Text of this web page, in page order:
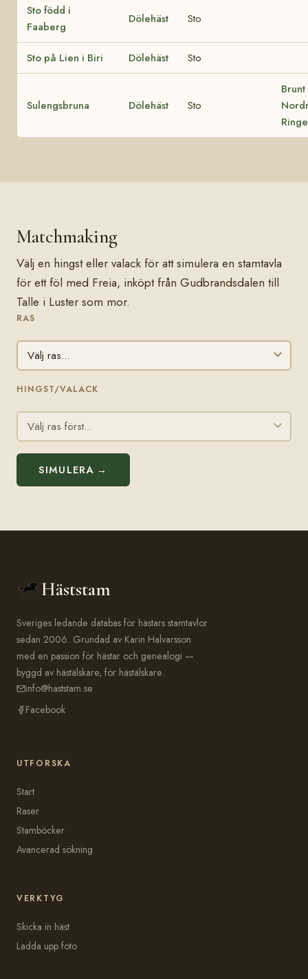
Sto född i
Faaberg
Dölehäst Sto
Sto på Lien i Biri Dölehäst Sto
Sulengsbruna Dölehäst Sto
Matchmaking
Välj en hingst eller valack för att simulera en stamtavla
för ett föl med Freia, inköpt från Gudbrandsdalen till
Talle i Luster som mor.
RAS
HINGST/VALACK
SIMULERA →
Häststam
Sveriges ledande databas för hästars stamtavlor
sedan 2006. Grundad av Karin Halvarsson
med en passion för hästar och genealogi —
byggd av hästälskare, för hästälskare.
info@haststam.se
Facebook
UTFORSKA
Start
Raser
Stamböcker
Avancerad sökning
VERKTYG
Skicka in häst
Ladda upp foto